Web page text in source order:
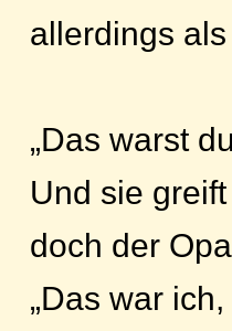
allerdings
„Das warst
Und sie
doch der
„Das war